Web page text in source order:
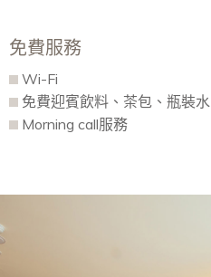
免費服務
Wi-Fi
免費迎賓飲料、茶包、瓶裝水
Morning call服務